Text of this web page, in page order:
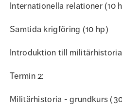
Internationella relationer (10
Samtida krigföring (10 hp)
Introduktion till militärhistoria
Termin 2:
Militärhistoria - grundkurs